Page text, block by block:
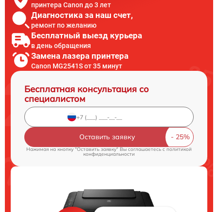
принтера Canon до 3 лет
Диагностика за наш счет,
ремонт по желанию
Бесплатный выезд курьера
в день обращения
Замена лазера принтера
Canon MG2541S от 35 минут
Бесплатная консультация со
специалистом
Оставить заявку
Нажимая на кнопку "Оставить заявку" Вы соглашаетесь cполитикой
конфиденциальности